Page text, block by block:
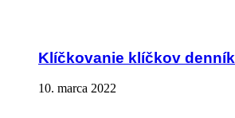
Klíčkovanie klíčkov denník
10. marca 2022